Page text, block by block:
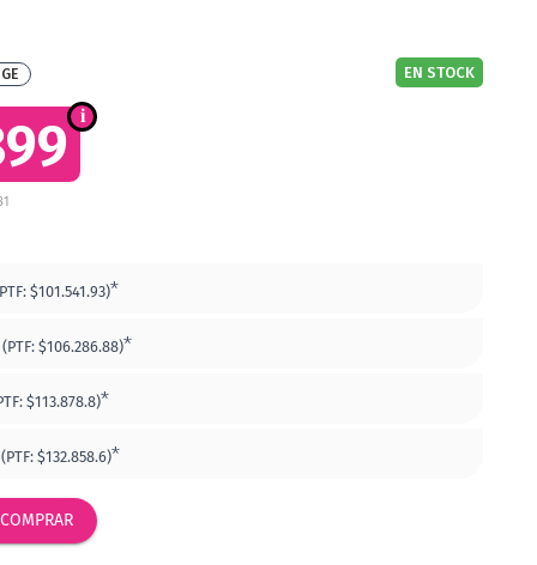
EN STOCK
$101.541.93)*
(PTF: $106.286.88)*
$113.878.8)*
(PTF: $132.858.6)*